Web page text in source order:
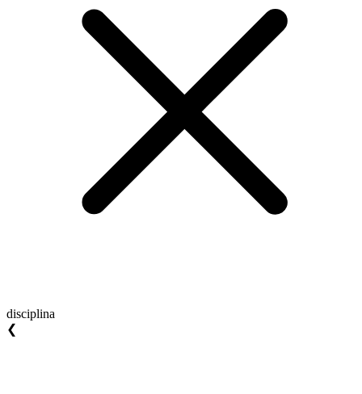
disciplina
❮